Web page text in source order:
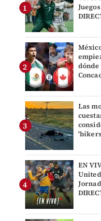
Las
EN